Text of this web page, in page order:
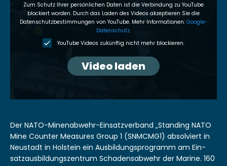
Zum Schutz Ihrer per­sön­lichen Dat­en ist die Verbindung zu YouTube
block­iert wor­den. Durch das Laden des Videos akzep­tieren Sie die
Daten­schutzbes­tim­mungen von YouTube. Mehr Infor­ma­tio­nen: Google-
Daten­schutz.
YouTube Videos zukün­ftig nicht mehr block­ieren.
Video laden
Der NATO-Minen­ab­wehr-Ein­satzver­band „Stand­ing NATO
Mine Counter Mea­sures Group 1 (SNMCMG1) absolviert in
Neustadt in Hol­stein ein Aus­bil­dung­spro­gramm am Ein­
satzaus­bil­dungszen­trum Schadens­ab­wehr der Marine. 160